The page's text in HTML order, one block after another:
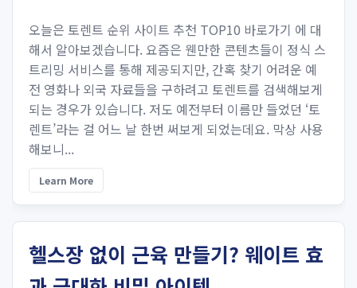
오늘은 토렌트 순위 사이트 추천 TOP10 바로가기 에 대
해서 알아보겠습니다. ​요즘은 웬만한 콘텐츠들이 정식 스
트리밍 서비스를 통해 제공되지만, 간혹 찾기 어려운 예
전 영화나 외국 자료들을 구하려고 토렌트를 검색해보게
되는 경우가 있습니다. ​저도 예전부터 이름만 들었던 ‘토
렌트’라는 걸 어느 날 한번 써보게 되었는데요. 막상 사용
해보니...
Learn More
헬스장 없이 근육 만들기? 웨이트 효